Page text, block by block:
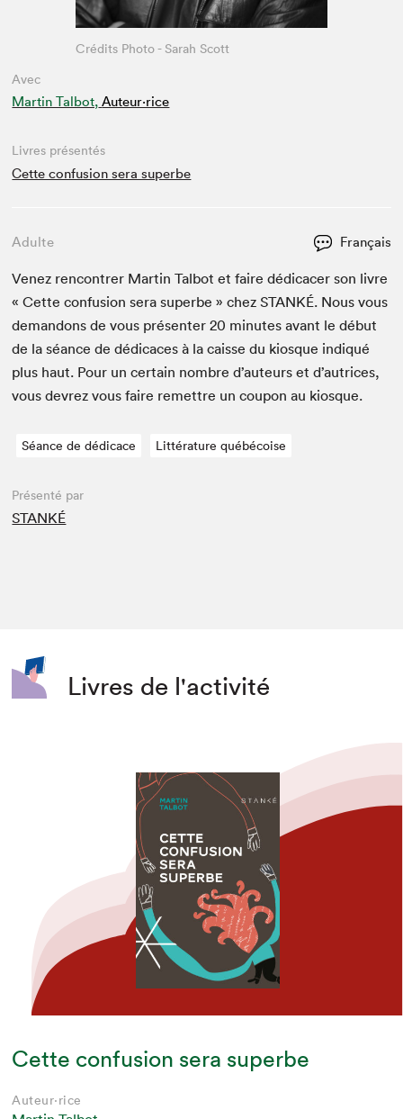
Avec
Martin Talbot, Auteur·rice
Crédits Photo - Sarah Scott
Livres présentés
Cette confusion sera superbe
Adulte Français
Venez ren­con­tr­er Mar­tin Tal­bot et faire dédi­cac­er son livre
« Cette con­fu­sion sera superbe » chezSTANKÉ. Nous vous
deman­dons de vous présen­ter20 min­utes avant le début
de la séance de dédi­caces à la caisse du kiosque indiqué
plus haut. Pour un cer­tain nom­bre d’auteurs et d’autrices,
vous devrez vous faire remet­tre un coupon au kiosque.
Séance de dédicace Littérature québécoise
Présenté par
STANKÉ
Livres de l'activité
Cette confusion sera superbe
Auteur·rice